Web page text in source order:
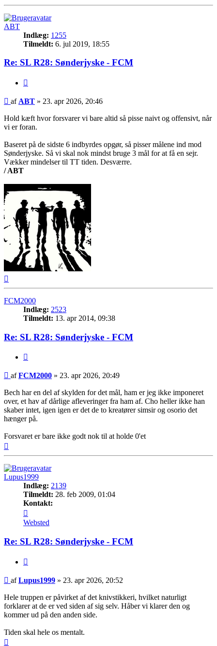
ABT
Indlæg: 1255
Tilmeldt: 6. jul 2019, 18:55
Re: SL R28: Sønderjyske - FCM
Indlæg
af ABT » 23. apr 2026, 20:46
Hold kæft hvor forsvarer vi bare altid så pisse naivt og offensivt, når
vi er foran.
Baseret på de sidste 6 indbyrdes opgør, så pisser målene ind mod
Sønderjyske. Så vi skal nok mindst bruge 3 mål for at få en sejr.
Vækker mindelser til TT tiden. Desværre.
/ ABT
FCM2000
Indlæg: 2523
Tilmeldt: 13. apr 2014, 09:38
Re: SL R28: Sønderjyske - FCM
Indlæg
afFCM2000 » 23. apr 2026, 20:49
Bech har en del af skylden for det mål, ham er jeg ikke imponeret
over, et hav af dårlige afleveringer fra ham af. Cho heller ikke han
skaber intet, igen igen er det de to kreatører simsir og osorio det
hænger på.
Forsvaret er bare ikke godt nok til at holde 0'et
Lupus1999
Indlæg: 2139
Tilmeldt: 28. feb 2009, 01:04
Kontakt:
Lupus1999
Websted
Re: SL R28: Sønderjyske - FCM
Indlæg
afLupus1999 » 23. apr 2026, 20:52
Hele truppen er påvirket af det knivstikkeri, hvilket naturligt
forklarer at de er ved siden af sig selv. Håber vi klarer den og
kommer ud på den anden side.
Tiden skal hele os mentalt.